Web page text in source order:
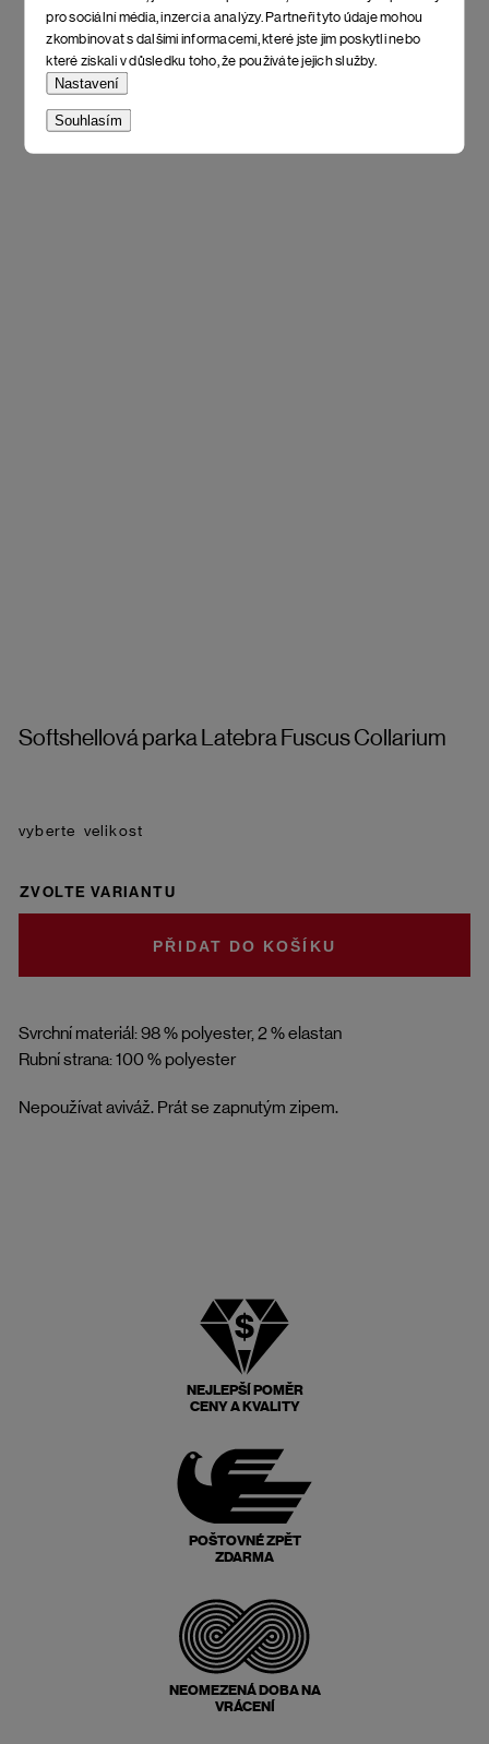
pro sociální média, inzerci a analýzy. Partneři tyto údaje mohou
zkombinovat s dalšími informacemi, které jste jim poskytli nebo
které získali v důsledku toho, že používáte jejich služby.
Nastavení
Souhlasím
Softshellová parka Latebra Fuscus Collarium
Svrchní materiál: 98 % polyester, 2 % elastan
Rubní strana: 100 % polyester
Nepoužívat aviváž. Prát se zapnutým zipem.
velikost
ZVOLTE VARIANTU
DO KOŠÍKU
NEJLEPŠÍ POMĚR
CENY A KVALITY
POŠTOVNÉ ZPĚT
ZDARMA
NEOMEZENÁ DOBA NA
VRÁCENÍ